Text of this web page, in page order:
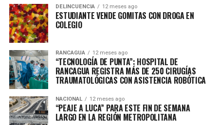
DELINCUENCIA 12 meses ago
ESTUDIANTE VENDE GOMITAS CON DROGA EN
COLEGIO
RANCAGUA 12 meses ago
“TECNOLOGÍA DE PUNTA”: HOSPITAL DE
RANCAGUA REGISTRA MÁS DE 250 CIRUGÍAS
TRAUMATOLÓGICAS CON ASISTENCIA ROBÓTICA
NACIONAL 12 meses ago
“PEAJE A LUCA” PARA ESTE FIN DE SEMANA
LARGO EN LA REGIÓN METROPOLITANA